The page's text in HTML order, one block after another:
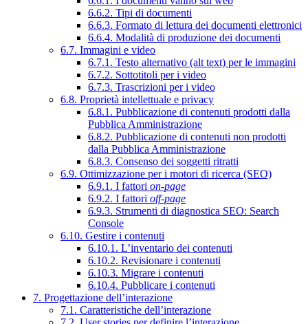
6.6.2. Tipi di documenti
6.6.3. Formato di lettura dei documenti elettronici
6.6.4. Modalità di produzione dei documenti
6.7. Immagini e video
6.7.1. Testo alternativo (alt text) per le immagini
6.7.2. Sottotitoli per i video
6.7.3. Trascrizioni per i video
6.8. Proprietà intellettuale e privacy
6.8.1. Pubblicazione di contenuti prodotti dalla
Pubblica Amministrazione
6.8.2. Pubblicazione di contenuti non prodotti
dalla Pubblica Amministrazione
6.8.3. Consenso dei soggetti ritratti
6.9. Ottimizzazione per i motori di ricerca (SEO)
6.9.1. I fattori on-page
6.9.2. I fattori off-page
6.9.3. Strumenti di diagnostica SEO: Search
Console
6.10. Gestire i contenuti
6.10.1. L’inventario dei contenuti
6.10.2. Revisionare i contenuti
6.10.3. Migrare i contenuti
6.10.4. Pubblicare i contenuti
7. Progettazione dell’interazione
7.1. Caratteristiche dell’interazione